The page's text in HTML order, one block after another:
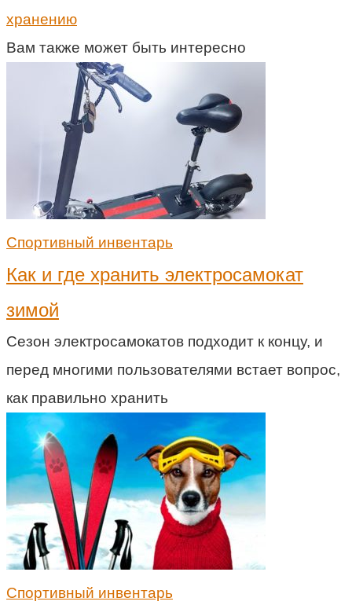
хранению
Вам также может быть интересно
Спортивный инвентарь
Как и где хранить электросамокат
зимой
Сезон электросамокатов подходит к концу, и
перед многими пользователями встает вопрос,
как правильно хранить
Спортивный инвентарь